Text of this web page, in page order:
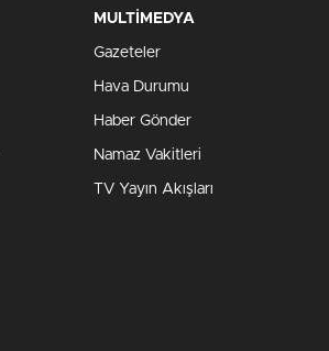
MULTİMEDYA
Gazeteler
Hava Durumu
Haber Gönder
Namaz Vakitleri
TV Yayın Akışları